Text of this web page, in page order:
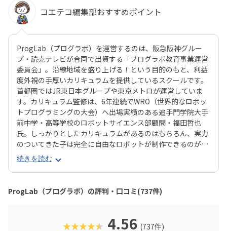
コエテコ編集部おすすめポイント
ProgLab（プログラボ）を運営するのは、阪急阪神グルー
プ・読売テレビが合同で出資する「プログラボ教育事業運営
委員会」。沿線地域を盛り上げる！という目的のもと、利益
度外視の手厚いカリキュラムを提供しているスクールです。
首都圏ではJR東日本グループや東京メトロが運営していま
す。カリキュラム監修は、6年連続でWRO（世界的なロボッ
トプログラミングの大会）へ出場実績のある追手門学院大手
前中学・高等学校のロボットサイエンス部顧問・福田哲也
氏。しっかりとしたカリキュラムがあるのはもちろん、実力
のついてきた子は完全に自由なロボットが制作できるのが魅
力！教室の都合に合わせるのではなく、子どもの興味・関心
に合わせた学習ができるので、「ちょっとずつロボットに詳
しくなりたい♪」なんてお子さんはもちろん、「将来はぜ
ひ、エンジニアに」という本格志向のお子さんも大満足間違
いなしです。また、プログラボでは、時代に合わせて常に新
ものづくりを楽しめる「プログラボ クリエイターズ」、新聞
記者のメソッドで読解力や表現力を養う「ロジカルリーディ
続きを読む
ProgLab（プログラボ）の評判・口コミ(737件)
★★★★★ 4.56 (737件)